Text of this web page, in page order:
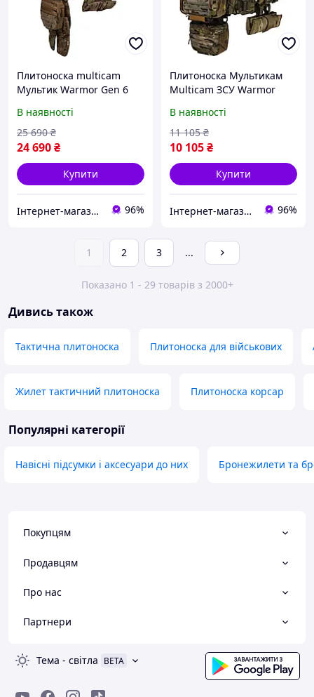
Плитоноска multicam
Мультик Warmor Gen 6
комплектом підсумків +
штурмова панель
(рюкзак), захистом шиї та
плечей,
В наявності
24 690₴
25 690 ₴
Купити
Інтернет-магазин "BallisticsUA" 96%
Плитоноска Мультикам
Multicam ЗСУ Warmor
максимальним набором
підсумків. Мультикам.
Мультикам
В наявності
10 105₴
11 105 ₴
Купити
Інтернет-магазин "BallisticsUA" 96%
1 2 3 ...
Показано 1 - 29 товарів з 2000+
Дивись також
Тактична плитоноска Плитоноска для військових
Жилет тактичний плитоноска Плитоноска корсар
Популярні категорії
Навісні підсумки і аксесуари до них Бронежилети та
Покупцям
Продавцям
Про нас
Партнери
Тема - світла BETA